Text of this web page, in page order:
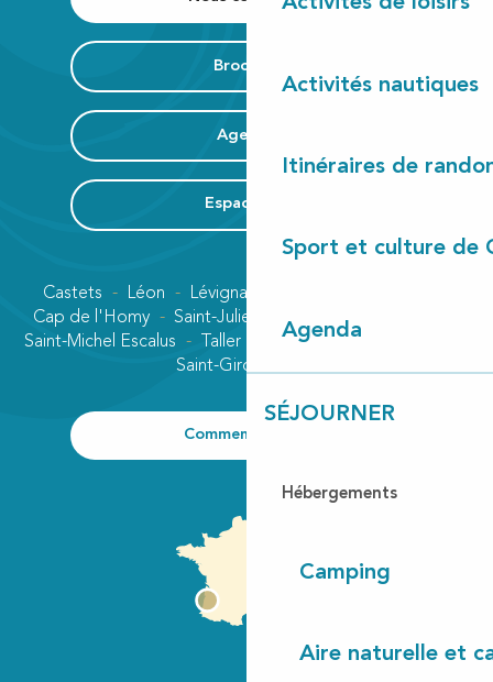
Activités nautiques
Itinéraires de
Sport et culture de
Agenda
SÉJOURNER
Hébergements
Camping
Aire naturelle et
Brochure
Agenda
Espace Pro
Castets Léon Lévignacq
Cap de l'Homy
Saint-Julien-en-Born
Saint-Michel Escalus
Taller Uza
Vielle-Saint-Girons
Saint-Girons plage
Comment venir ?